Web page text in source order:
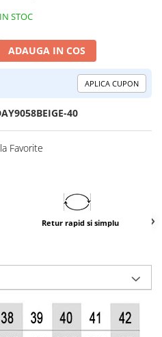
IN STOC
ADAUGA IN COS
APLICA CUPON
40
Favorite
Retur rapid si simplu